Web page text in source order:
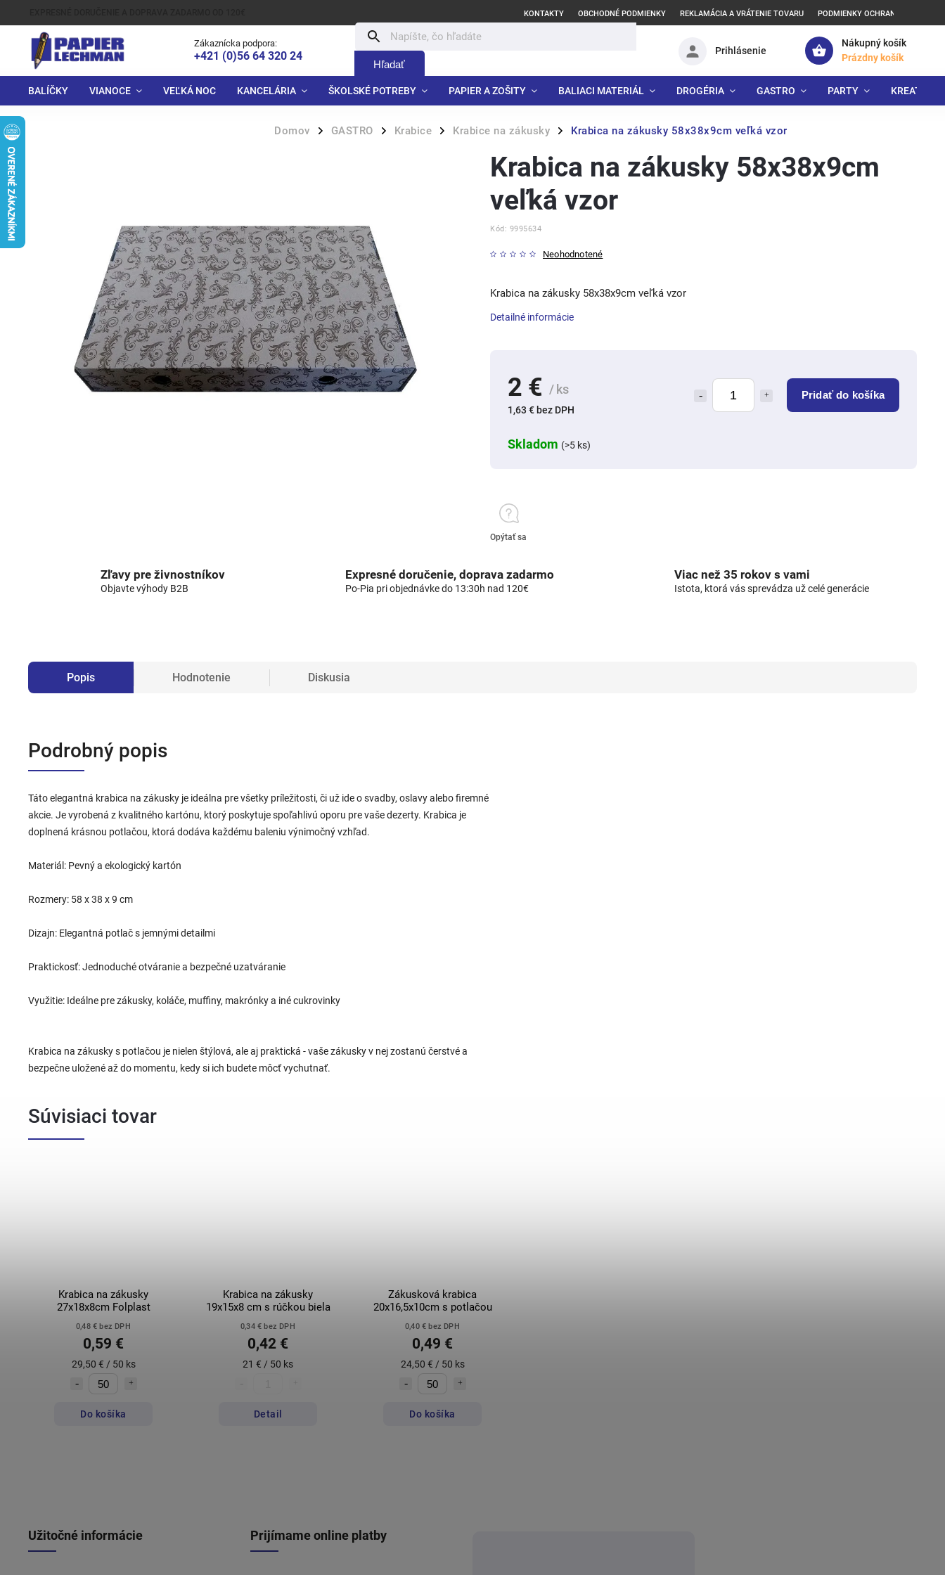
KONTAKTY OBCHODNÉ PODMIENKY REKLAMÁCIA A VRÁTENIE TOVARU PODMIENKY OCHRANY
Zákaznícka podpora:
+421 (0)56 64 320 24
Hľadať
Nákupný košík
Prázdny košík
Prihlásenie
BALÍČKY VIANOCE VEĽKÁ NOC KANCELÁRIA ŠKOLSKÉ POTREBY PAPIER A ZOŠITY BALIACI MATERIÁL DROGÉRIA GASTRO PARTY
Domov / GASTRO / Krabice / Krabice na zákusky / Krabica na zákusky 58x38x9cm veľká vzor
2 € / ks
1,63 € bez DPH
Pridať do košíka
Skladom (>5 ks)
Krabica na zákusky 58x38x9cm
veľká vzor
Kód: 9995634
Neohodnotené
Krabica na zákusky 58x38x9cm veľká vzor
Detailné informácie
Opýtať sa
Zľavy pre živnostníkov
Objavte výhody B2B
Expresné doručenie, doprava zadarmo
Po-Pia pri objednávke do 13:30h nad 120€
Viac než 35 rokov s vami
Istota, ktorá vás sprevádza už celé generácie
Popis Hodnotenie Diskusia
Podrobný popis
Táto elegantná krabica na zákusky je ideálna pre všetky príležitosti, či už ide o svadby, oslavy alebo firemné
akcie. Je vyrobená z kvalitného kartónu, ktorý poskytuje spoľahlivú oporu pre vaše dezerty. Krabica je
doplnená krásnou potlačou, ktorá dodáva každému baleniu výnimočný vzhľad.
Materiál: Pevný a ekologický kartón
Rozmery: 58 x 38 x 9 cm
Dizajn: Elegantná potlač s jemnými detailmi
Praktickosť: Jednoduché otváranie a bezpečné uzatváranie
Využitie: Ideálne pre zákusky, koláče, muffiny, makrónky a iné cukrovinky
Krabica na zákusky s potlačou je nielen štýlová, ale aj praktická - vaše zákusky v nej zostanú čerstvé a
bezpečne uložené až do momentu, kedy si ich budete môcť vychutnať.
Súvisiaci tovar
Krabica na zákusky
27x18x8cm Folplast
0,48 € bez DPH
0,59 €
29,50 € / 50 ks
Do košíka
Krabica na zákusky
19x15x8 cm s rúčkou biela
0,34 € bez DPH
0,42 €
21 € / 50 ks
Detail
Zákusková krabica
20x16,5x10cm s potlačou
0,40 € bez DPH
0,49 €
24,50 € / 50 ks
Do košíka
Užitočné informácie Prijímame online platby